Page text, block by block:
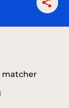
matcher